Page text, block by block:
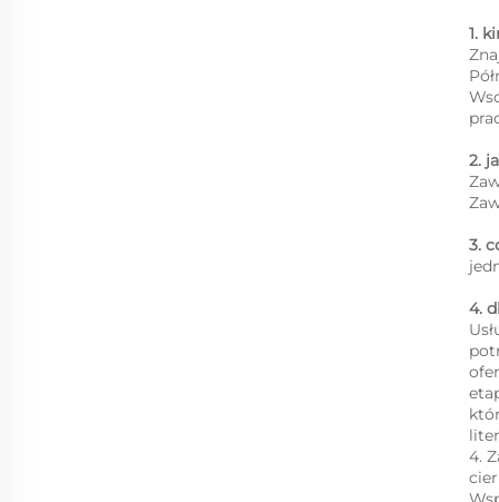
1.
2.
3.
4.
4.